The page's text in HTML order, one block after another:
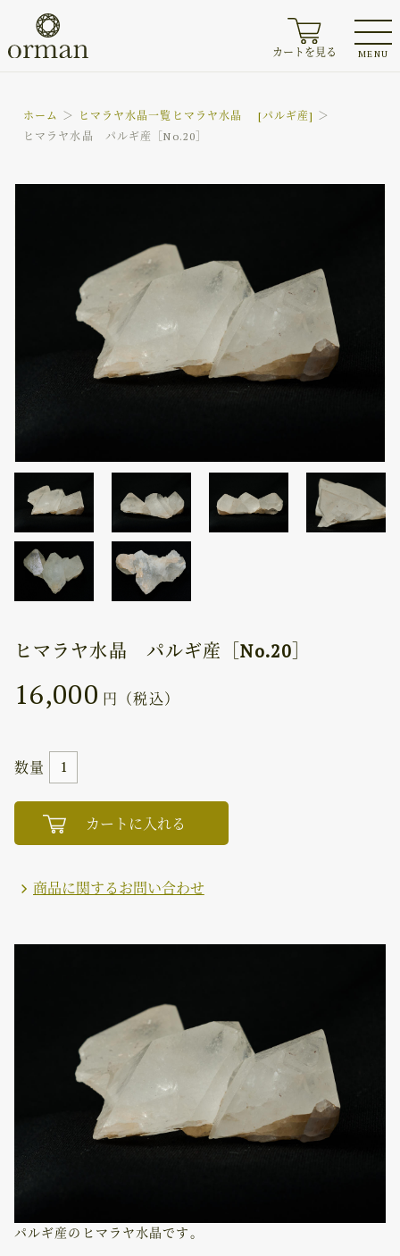
カートを見る MENU
ホーム ヒマラヤ水晶一覧 ヒマラヤ水晶 [パルギ産]
ヒマラヤ水晶 パルギ産［No.20］
ヒマラヤ水晶 パルギ産［No.20］
16,000 円（税込）
数量
パルギ産のヒマラヤ水晶です。